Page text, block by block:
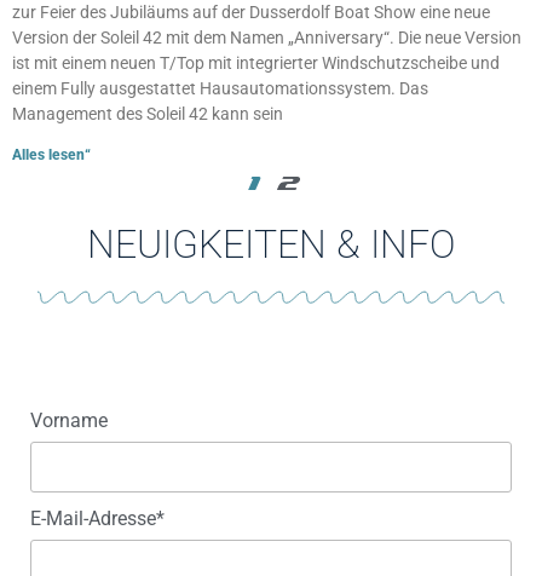
zur Feier des Jubiläums auf der Dusserdolf Boat Show eine neue
Version der Soleil 42 mit dem Namen „Anniversary“. Die neue Version
ist mit einem neuen T/Top mit integrierter Windschutzscheibe und
einem Fully ausgestattet Hausautomationssystem. Das
Management des Soleil 42 kann sein
Alles lesen“
1 2
NEUIGKEITEN & INFO
Vorname
E-Mail-Adresse*